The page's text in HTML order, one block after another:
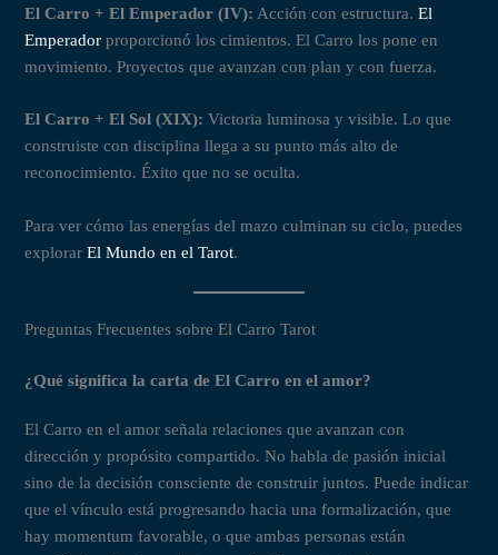
El Carro + El Emperador (IV): Acción con estructura.El
Emperador proporcionó los cimientos. El Carro los pone en
movimiento. Proyectos que avanzan con plan y con fuerza.
El Carro + El Sol (XIX): Victoria luminosa y visible. Lo que
construiste con disciplina llega a su punto más alto de
reconocimiento. Éxito que no se oculta.
Para ver cómo las energías del mazo culminan su ciclo, puedes
explorarEl Mundo en el Tarot.
Preguntas Frecuentes sobre El Carro Tarot
¿Qué significa la carta de El Carro en el amor?
El Carro en el amor señala relaciones que avanzan con
dirección y propósito compartido. No habla de pasión inicial
sino de la decisión consciente de construir juntos. Puede indicar
que el vínculo está progresando hacia una formalización, que
hay momentum favorable, o que ambas personas están